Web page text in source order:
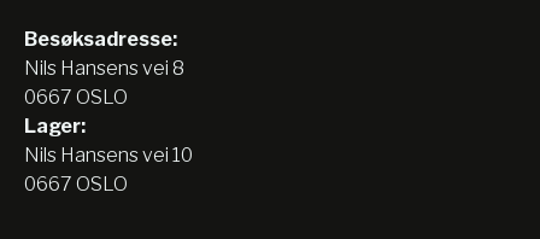
Besøksadresse:
Nils Hansens vei 8
0667 OSLO
Lager:
Nils Hansens vei 10
0667 OSLO